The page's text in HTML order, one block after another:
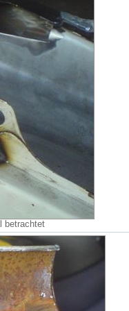
betrachtet